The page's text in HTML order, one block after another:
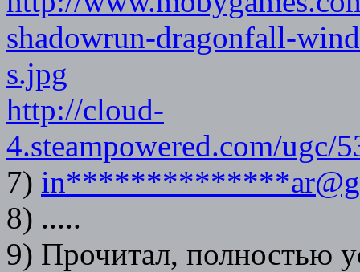
shadowrun-dragonfall-
s.jpg
http://cloud-
4.steampowered.com/
7)
8) .....
9) Прочитал, полностью